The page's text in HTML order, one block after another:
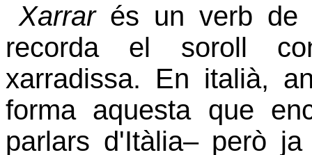
Xarrarés un verb de
recorda el soroll
xarradissa. En italià,
forma aquesta que
parlars d'Itàlia– però